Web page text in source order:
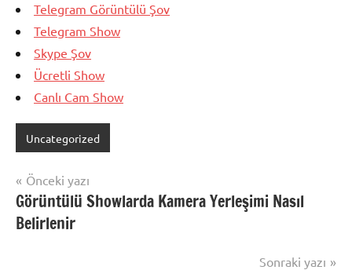
Telegram Görüntülü Şov
Telegram Show
Skype Şov
Ücretli Show
Canlı Cam Show
Uncategorized
Yazı
gezinmesi
Önceki yazı
Görüntülü Showlarda Kamera Yerleşimi Nasıl
Belirlenir
Sonraki yazı